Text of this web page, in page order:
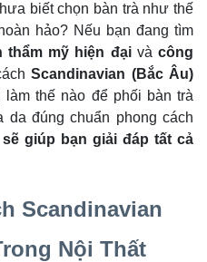
biết chọn bàn trà như thế
hảo? Nếu bạn đang tìm
thẩm mỹ hiện đạivàcông
Scandinavian (Bắc Âu)
thế nào để phối bàn trà
da đúng chuẩn phong cách
sẽ giúp bạn giải đáp tất cả
Scandinavian
Nội Thất